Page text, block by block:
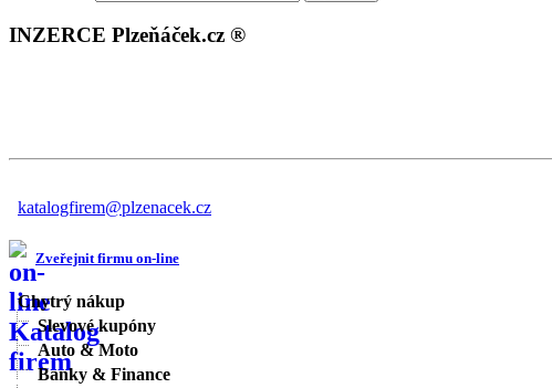
INZERCE Plzeňáček.cz ®
katalogfirem@plzenacek.cz
Zveřejnit firmu on-line
Chytrý nákup
Slevové kupóny
Auto & Moto
Banky & Finance